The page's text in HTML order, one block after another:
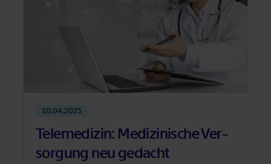
10.04.2025
Te­le­me­di­zin: Me­di­zi­ni­sche Ver­
sor­gung neu ge­dacht